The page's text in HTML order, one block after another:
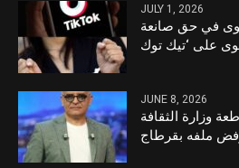
JULY 1, 2026
في حق صانعة
JUNE 8, 2026
وزارة الثقافة
ملفه بقرطاج